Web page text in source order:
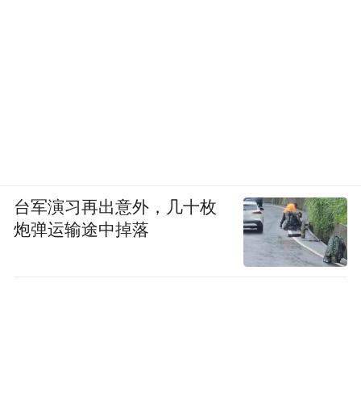
台军演习再出意外，几十枚
炮弹运输途中掉落